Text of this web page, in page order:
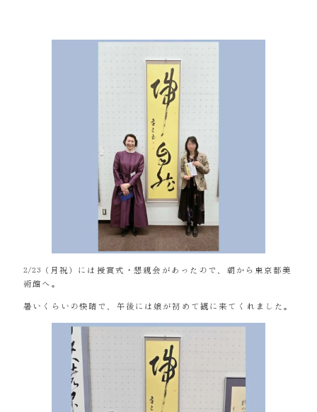
2/23（月祝）には授賞式・懇親会があったので、朝から東京都美
術館へ。
暑いくらいの快晴で、午後には娘が初めて観に来てくれました。